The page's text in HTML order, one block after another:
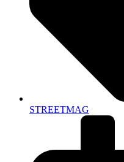
STREETMAG